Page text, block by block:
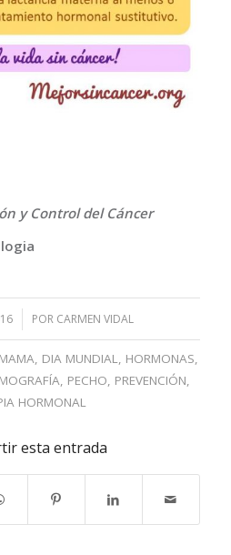
y Control del Cáncer
POR CARMEN VIDAL
, DIA MUNDIAL, HORMONAS,
, PECHO, PREVENCIÓN,
HORMONAL
esta entrada